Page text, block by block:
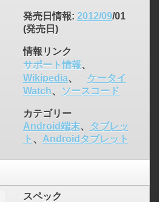
発売日情報: 2012/09/01
(発売日)
情報リンク
サポート情報、
Wikipedia、
ケータイ
Watch、 ソースコード
カテゴリー
Android端末、
タブレッ
ト 、 Androidタブレット
スペック